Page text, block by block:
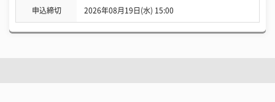
申込締切 2026年08月19日(水) 15:00